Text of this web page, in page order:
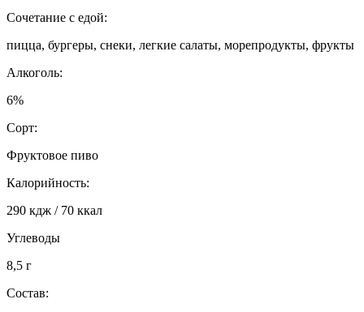
Сочетание с едой:
пицца, бургеры, снеки, легкие салаты, морепродукты, фрукты
Алкоголь:
6%
Сорт:
Фруктовое пиво
Калорийность:
290 кдж / 70 ккал
Углеводы
8,5 г
Состав: